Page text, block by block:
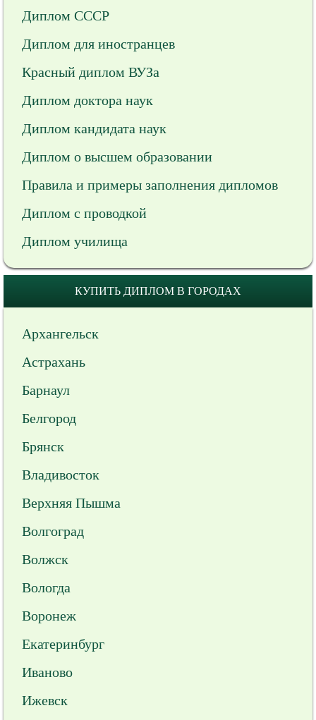
Диплом СССР
Диплом для иностранцев
Красный диплом ВУЗа
Диплом доктора наук
Диплом кандидата наук
Диплом о высшем образовании
Правила и примеры заполнения дипломов
Диплом с проводкой
Диплом училища
КУПИТЬ ДИПЛОМ В ГОРОДАХ
Архангельск
Астрахань
Барнаул
Белгород
Брянск
Владивосток
Верхняя Пышма
Волгоград
Волжск
Вологда
Воронеж
Екатеринбург
Иваново
Ижевск